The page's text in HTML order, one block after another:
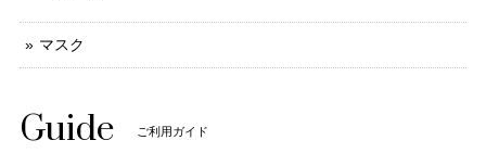
マスク
Guide ご利用ガイド